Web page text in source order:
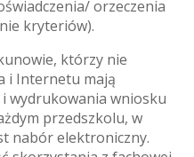
orzeczenia
kryteriów).
którzy nie
i Internetu mają
wydrukowania wniosku
przedszkolu, w
nabór elektroniczny.